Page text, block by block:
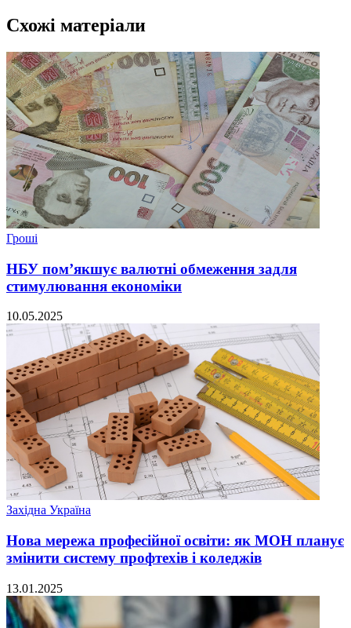
Схожі матеріали
Гроші
НБУ пом’якшує валютні обмеження задля
стимулювання економіки
10.05.2025
Західна Україна
Нова мережа професійної освіти: як МОН планує
змінити систему профтехів і коледжів
13.01.2025